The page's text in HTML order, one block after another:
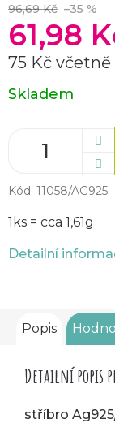
96,69 Kč –35 %
61,98
75 Kč včetně
Měrná
cena:
Skladem
Kód: 11058/AG925
1ks = cca 1,61g
Detailní
Popis
Detailní popis
stříbro